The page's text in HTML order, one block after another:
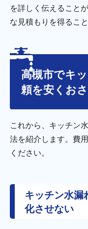
を詳しく伝えること
な見積もりを得るこ
高槻市でキ
頼を安くお
これから、キッチン
法を紹介します。費
ください。
キッチン水
化させない